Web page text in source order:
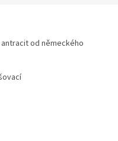
od německého